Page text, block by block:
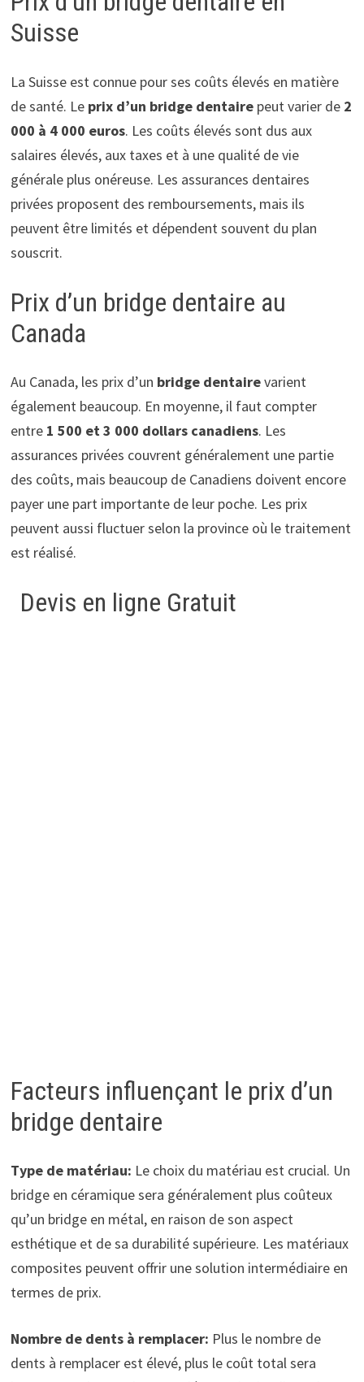
Suisse
La Suisse est connue pour ses coûts élevés en matière
de santé. Le prix d’un bridge dentairepeut varier de 2
000 à 4 000 euros. Les coûts élevés sont dus aux
salaires élevés, aux taxes et à une qualité de vie
générale plus onéreuse. Les assurances dentaires
privées proposent des remboursements, mais ils
peuvent être limités et dépendent souvent du plan
souscrit.
Prix d’un bridge dentaire au
Canada
Au Canada, les prix d’un bridge dentairevarient
également beaucoup. En moyenne, il faut compter
entre 1 500 et 3 000 dollars canadiens. Les
assurances privées couvrent généralement une partie
des coûts, mais beaucoup de Canadiens doivent encore
payer une part importante de leur poche. Les prix
peuvent aussi fluctuer selon la province où le traitement
est réalisé.
Devis en ligne Gratuit
Facteurs influençant le prix d’un
bridge dentaire
Type de matériau: Le choix du matériau est crucial. Un
bridge en céramique sera généralement plus coûteux
qu’un bridge en métal, en raison de son aspect
esthétique et de sa durabilité supérieure. Les matériaux
composites peuvent offrir une solution intermédiaire en
termes de prix.
Nombre de dents à remplacer: Plus le nombre de
dents à remplacer est élevé, plus le coût total sera